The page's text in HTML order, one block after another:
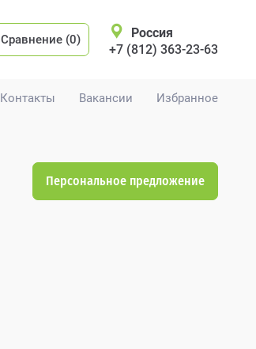
Контакты Вакансии Избранное
Сравнение (0)
Россия
+7 (812) 363-23-63
Персональное предложение